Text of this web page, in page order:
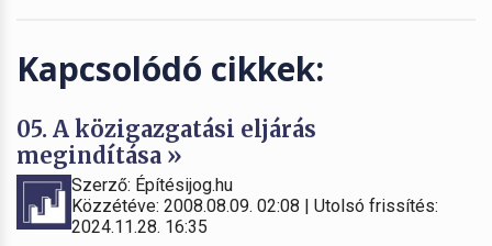
Kapcsolódó cikkek:
05. A közigazgatási eljárás
megindítása »
Szerző: Építésijog.hu
Közzétéve: 2008.08.09. 02:08 | Utolsó frissítés:
2024.11.28. 16:35